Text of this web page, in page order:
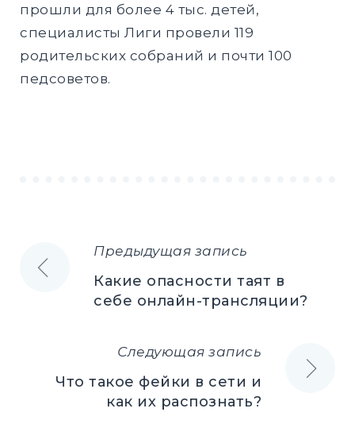
прошли для более 4 тыс. детей,
специалисты Лиги провели 119
родительских собраний и почти 100
педсоветов.
Навигация
записям
Предыдущая запись
Какие опасности таят в
себе онлайн-трансляции?
Следующая запись
Что такое фейки в сети и
как их распознать?